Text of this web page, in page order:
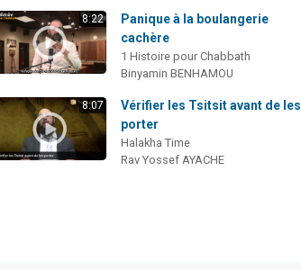
8:22
Panique à la boulangerie
cachère
1 Histoire pour Chabbath
Binyamin BENHAMOU
8:07
Vérifier les Tsitsit avant de les
porter
Halakha Time
Rav Yossef AYACHE